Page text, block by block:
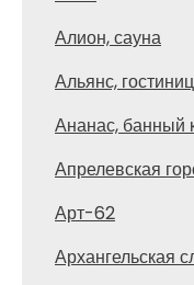
Алион, сауна
Альянс,
Ананас, банный
Апрелевская
Арт-62
Архангельская